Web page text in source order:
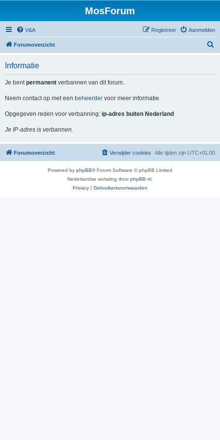
MosForum
V&A Aanmelden
Registreer
Forumoverzicht
Informatie
Je bentpermanent verbannen van dit forum.
Neem contact op met een beheerder voor meer informatie.
Opgegeven reden voor verbanning: ip-adres buiten Nederland
Je IP-adres is verbannen.
Forumoverzicht Alle tijden zijn UTC+01:00
Verwijder cookies
Powered by phpBB® Forum Software © phpBB Limited
Nederlandse vertaling doorphpBB.nl
Privacy | Gebruikersvoorwaarden